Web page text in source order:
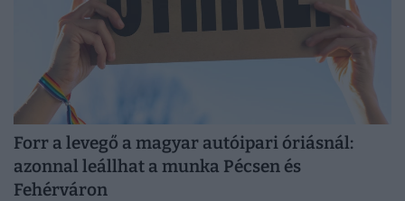
Forr a levegő a magyar autóipari óriásnál:
azonnal leállhat a munka Pécsen és
Fehérváron